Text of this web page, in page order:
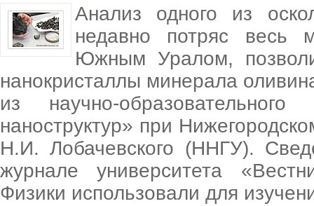
Анализ одного из
недавно потряс
Южным Уралом,
нанокристаллы минерала
из научно-
наноструктур» при
Н.И. Лобачевского (ННГУ).
журнале университета
Физики использовали для